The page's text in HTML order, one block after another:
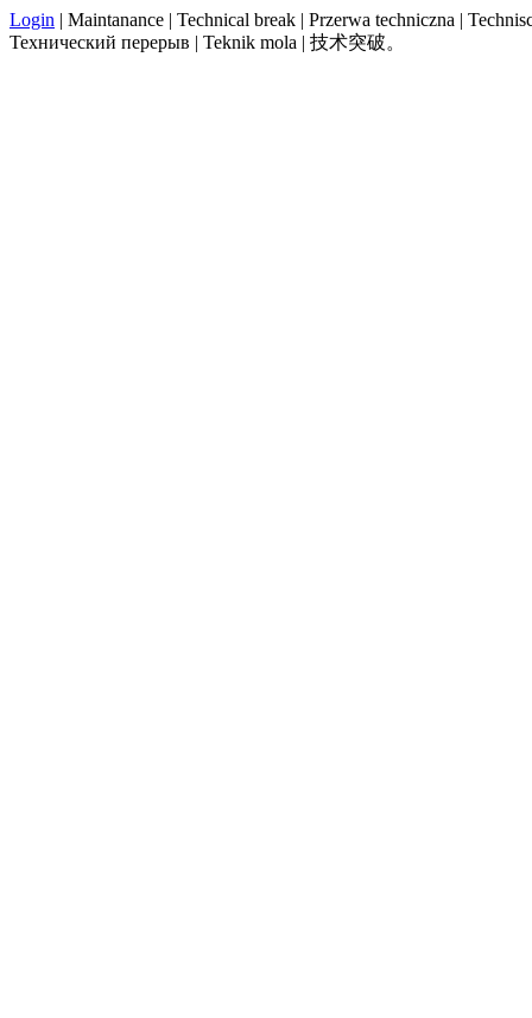
Login | Maintanance | Technical break | Przerwa techniczna |
Технический перерыв | Teknik mola | 技术突破。